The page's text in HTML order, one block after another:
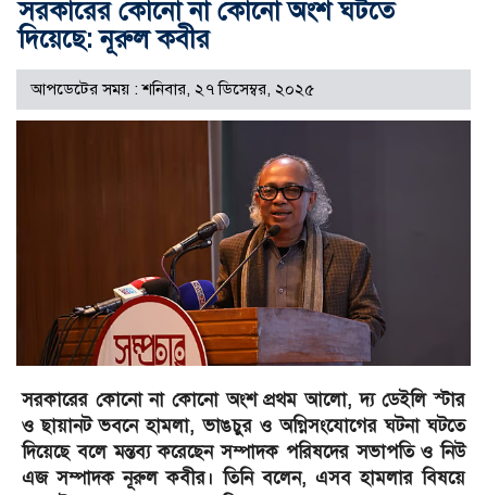
সরকারের কোনো না কোনো অংশ ঘটতে
দিয়েছে: নূরুল কবীর
আপডেটের সময় : শনিবার, ২৭ ডিসেম্বর, ২০২৫
সরকারের কোনো না কোনো অংশ প্রথম আলো, দ্য ডেইলি স্টার
ও ছায়ানট ভবনে হামলা, ভাঙচুর ও অগ্নিসংযোগের ঘটনা ঘটতে
দিয়েছে বলে মন্তব্য করেছেন সম্পাদক পরিষদের সভাপতি ও নিউ
এজ সম্পাদক নূরুল কবীর। তিনি বলেন, এসব হামলার বিষয়ে